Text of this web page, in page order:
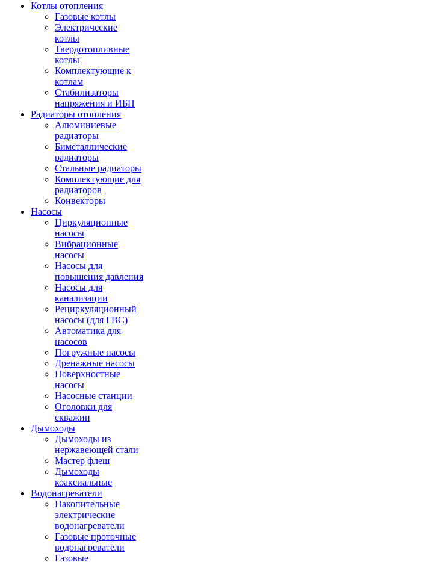
Котлы отопления
Газовые котлы
Электрические
котлы
Твердотопливные
котлы
Комплектующие к
котлам
Стабилизаторы
напряжения и ИБП
Радиаторы отопления
Алюминиевые
радиаторы
Биметаллические
радиаторы
Стальные радиаторы
Комплектующие для
радиаторов
Конвекторы
Насосы
Циркуляционные
насосы
Вибрационные
насосы
Насосы для
повышения давления
Насосы для
канализации
Рециркуляционный
насосы (для ГВС)
Автоматика для
насосов
Погружные насосы
Дренажные насосы
Поверхностные
насосы
Насосные станции
Оголовки для
скважин
Дымоходы
Дымоходы из
нержавеющей стали
Мастер флеш
Дымоходы
коаксиальные
Водонагреватели
Накопительные
электрические
водонагреватели
Газовые проточные
водонагреватели
Газовые